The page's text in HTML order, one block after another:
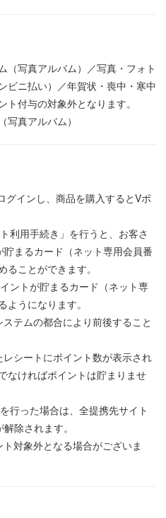
（写真アルバム）／写真・フォト
ビニ払い）／年賀状・喪中・寒中
付与の対象外となります。
真アルバム）
グインし、商品を購入するとVポ
利用手続き」を行うと、お客さ
まるカード（ネット専用会員番
ことができます。
ントが貯まるカード（ネット専
うになります。
テムの都合により前後すること
シートにポイント数が表示され
なければポイントは貯まりませ
行った場合は、全提携先サイト
除されます。
対象外となる場合がございま